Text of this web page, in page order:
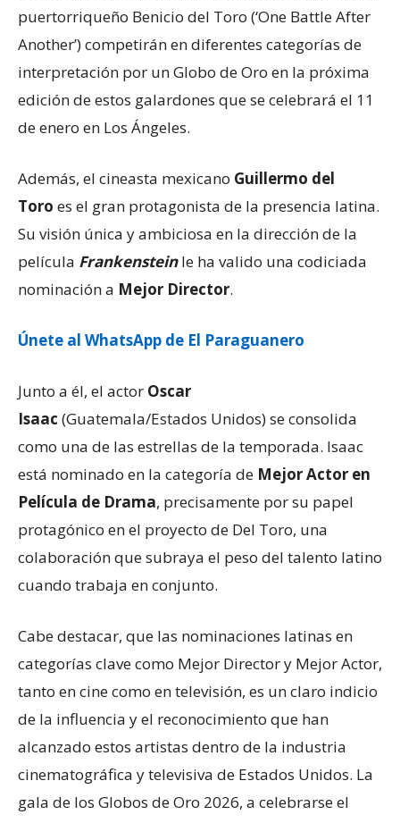
puertorriqueño Benicio del Toro (‘One Battle After
Another’) competirán en diferentes categorías de
interpretación por un Globo de Oro en la próxima
edición de estos galardones que se celebrará el 11
de enero en Los Ángeles.
Además, el cineasta mexicano Guillermo del
Toro es el gran protagonista de la presencia latina.
Su visión única y ambiciosa en la dirección de la
película Frankensteinle ha valido una codiciada
nominación a Mejor Director.
Únete al WhatsApp de El Paraguanero
Junto a él, el actor Oscar
Isaac (Guatemala/Estados Unidos) se consolida
como una de las estrellas de la temporada. Isaac
está nominado en la categoría de Mejor Actor en
Película de Drama, precisamente por su papel
protagónico en el proyecto de Del Toro, una
colaboración que subraya el peso del talento latino
cuando trabaja en conjunto.
Cabe destacar, que las nominaciones latinas en
categorías clave como Mejor Director y Mejor Actor,
tanto en cine como en televisión, es un claro indicio
de la influencia y el reconocimiento que han
alcanzado estos artistas dentro de la industria
cinematográfica y televisiva de Estados Unidos. La
gala de los Globos de Oro 2026, a celebrarse el